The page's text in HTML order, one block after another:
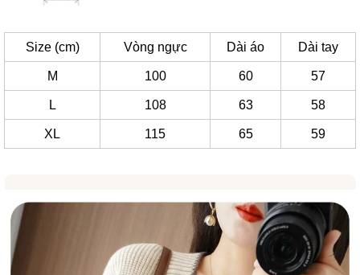
Size (cm) Vòng ngực Dài áo Dài tay
M 100 60 57
L 108 63 58
XL 115 65 59